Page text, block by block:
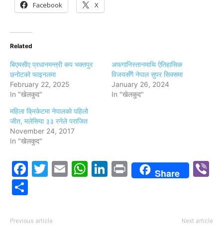
Facebook X
Related
बिएमसीए प्रधानमन्त्री कप भक्तपुर
छनोटको फाइनलमा
February 22, 2025
In "खेलकुद"
अफगानिस्तानमाथि ऐतिहासिक
विजयसँगै नेपाल सुपर सिक्समा
January 26, 2024
In "खेलकुद"
महिला क्रिकेटमा नेपालको पहिलो
जीत, मलेसिया ३३ रनेले पराजित
November 24, 2017
In "खेलकुद"
Facebook
Twitter
EmailWhatsApp
LinkedIn
PrintShare
Previous article Next article